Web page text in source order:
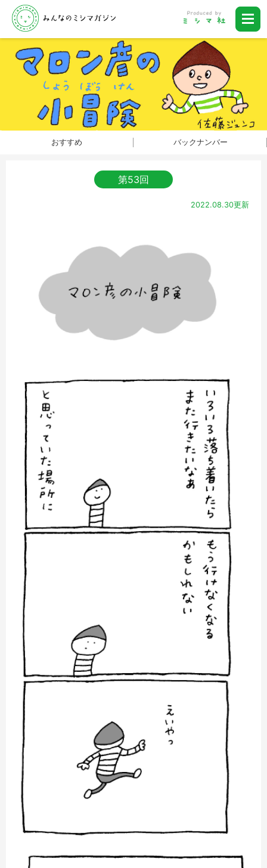
おすすめ バックナンバー
第53回
2022.08.30更新